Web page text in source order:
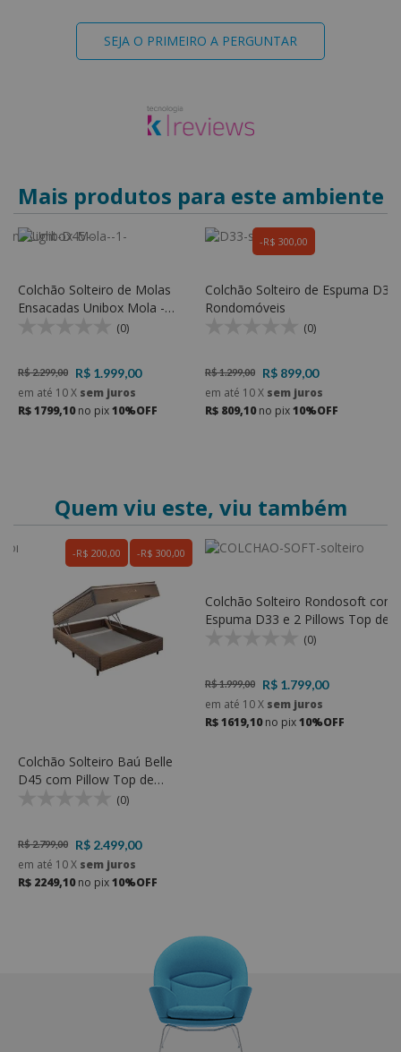
SEJA O PRIMEIRO A PERGUNTAR
Mais produtos para este ambiente
R$ 300,00
Colchão Solteiro de Molas
Ensacadas Unibox Mola -
(0)
R$ 2.299,00
R$ 1.999,00
em até 10X sem juros
R$ 1799,10no pix10%OFF
Colchão Solteiro de Espuma D33
Rondomóveis
(0)
R$ 1.299,00
R$ 899,00
em até 10X sem juros
R$ 809,10no pix10%OFF
Quem viu este, viu também
R$ 200,00 R$ 300,00
Colchão Solteiro Baú Belle
D45 com Pillow Top de
Espuma D23 Soft e Espuma
(0)
R$ 2.799,00
R$ 2.499,00
em até 10X sem juros
R$ 2249,10no pix10%OFF
Colchão Solteiro Rondosoft com
Espuma D33 e 2 Pillows Top de
Espuma D23 Soft(0)
R$ 1.999,00
R$ 1.799,00
em até 10X sem juros
R$ 1619,10no pix10%OFF